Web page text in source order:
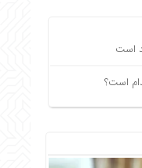
است
است؟